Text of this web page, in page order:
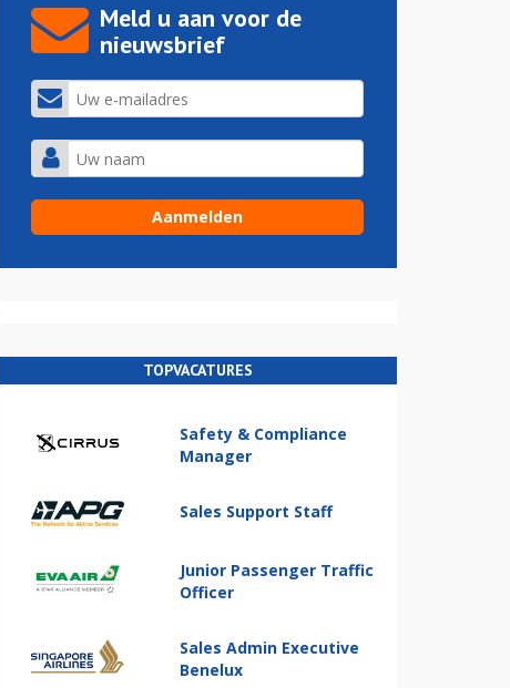
Meld u aan voor de
nieuwsbrief
TOPVACATURES
Safety & Compliance
Manager
Sales Support Staff
Junior Passenger Traffic
Officer
Sales Admin Executive
Benelux